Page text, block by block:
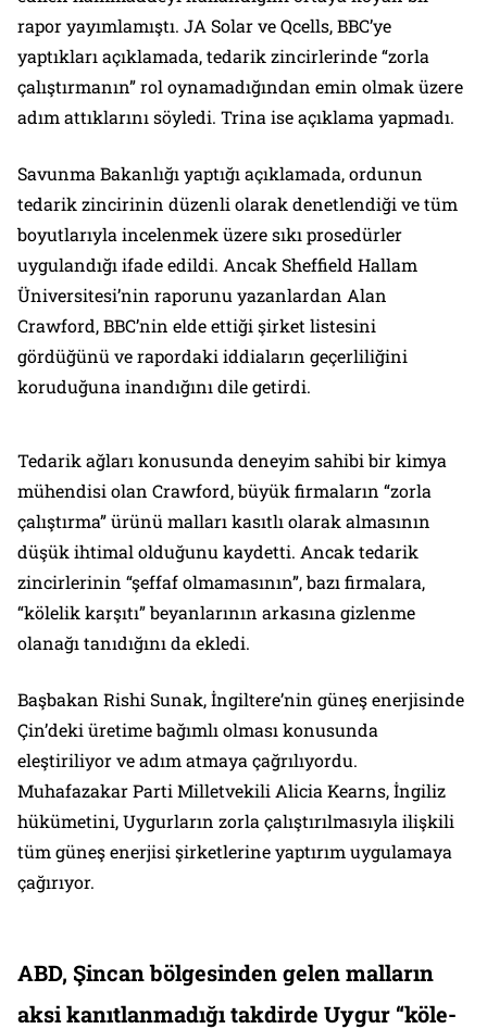
rapor yayımlamıştı. JA Solar ve Qcells, BBC’ye
yaptıkları açıklamada, tedarik zincirlerinde “zorla
çalıştırmanın” rol oynamadığından emin olmak üzere
adım attıklarını söyledi. Trina ise açıklama yapmadı.
Savunma Bakanlığı yaptığı açıklamada, ordunun
tedarik zincirinin düzenli olarak denetlendiği ve tüm
boyutlarıyla incelenmek üzere sıkı prosedürler
uygulandığı ifade edildi. Ancak Sheffield Hallam
Üniversitesi’nin raporunu yazanlardan Alan
Crawford, BBC’nin elde ettiği şirket listesini
gördüğünü ve rapordaki iddiaların geçerliliğini
koruduğuna inandığını dile getirdi.
Tedarik ağları konusunda deneyim sahibi bir kimya
mühendisi olan Crawford, büyük firmaların “zorla
çalıştırma” ürünü malları kasıtlı olarak almasının
düşük ihtimal olduğunu kaydetti. Ancak tedarik
zincirlerinin “şeffaf olmamasının”, bazı firmalara,
“kölelik karşıtı” beyanlarının arkasına gizlenme
olanağı tanıdığını da ekledi.
Başbakan Rishi Sunak, İngiltere’nin güneş enerjisinde
Çin’deki üretime bağımlı olması konusunda
eleştiriliyor ve adım atmaya çağrılıyordu.
Muhafazakar Parti Milletvekili Alicia Kearns, İngiliz
hükümetini, Uygurların zorla çalıştırılmasıyla ilişkili
tüm güneş enerjisi şirketlerine yaptırım uygulamaya
çağırıyor.
ABD, Şincan bölgesinden gelen malların
aksi kanıtlanmadığı takdirde Uygur “köle-